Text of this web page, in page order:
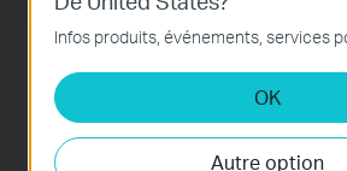
First released utility.
Notes:
For Archer_T4U(EU)_V2
Infos produits, événements, services
OK
Autre option
site Web et ne peuvent pas être
systèmes.
Cookies d'analyse et marketing
Les cookies d'analyse nous
activités sur notre site Web pour